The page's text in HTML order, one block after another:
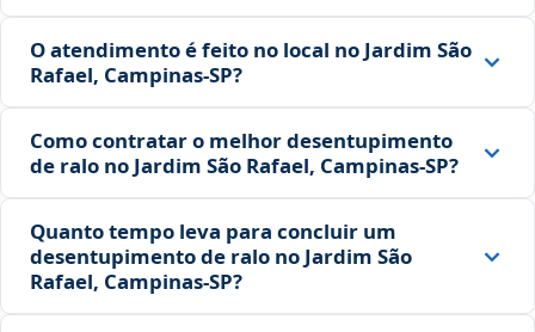
O atendimento é feito no local no Jardim São
Rafael, Campinas‑SP?
Como contratar o melhor desentupimento
de ralo no Jardim São Rafael, Campinas‑SP?
Quanto tempo leva para concluir um
desentupimento de ralo no Jardim São
Rafael, Campinas‑SP?